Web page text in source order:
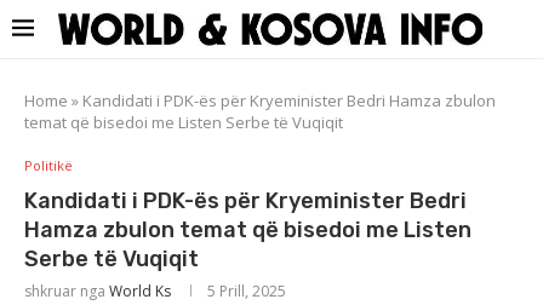
Home » Kandidati i PDK-ës për Kryeminister Bedri Hamza zbulon
temat që bisedoi me Listen Serbe të Vuqiqit
Politikë
Kandidati i PDK-ës për Kryeminister Bedri
Hamza zbulon temat që bisedoi me Listen
Serbe të Vuqiqit
shkruar nga World Ks 5 Prill, 2025